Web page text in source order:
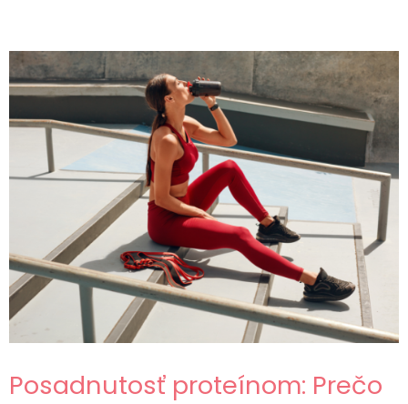
Posadnutosť proteínom: Prečo